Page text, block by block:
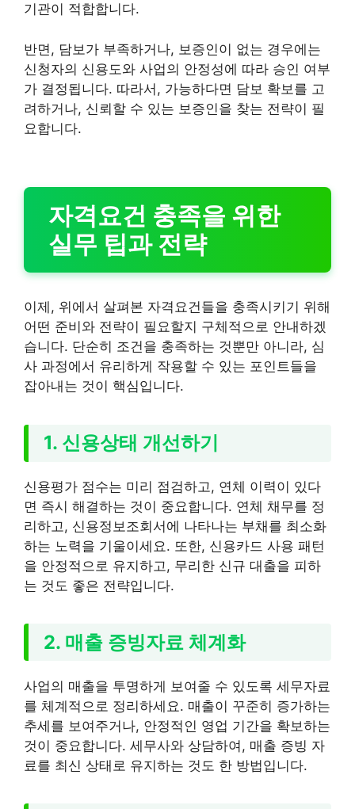
기관이 적합합니다.
반면, 담보가 부족하거나, 보증인이 없는 경우에는
신청자의 신용도와 사업의 안정성에 따라 승인 여부
가 결정됩니다. 따라서, 가능하다면 담보 확보를 고
려하거나, 신뢰할 수 있는 보증인을 찾는 전략이 필
요합니다.
자격요건 충족을 위한
실무 팁과 전략
이제, 위에서 살펴본 자격요건들을 충족시키기 위해
어떤 준비와 전략이 필요할지 구체적으로 안내하겠
습니다. 단순히 조건을 충족하는 것뿐만 아니라, 심
사 과정에서 유리하게 작용할 수 있는 포인트들을
잡아내는 것이 핵심입니다.
1. 신용상태 개선하기
신용평가 점수는 미리 점검하고, 연체 이력이 있다
면 즉시 해결하는 것이 중요합니다. 연체 채무를 정
리하고, 신용정보조회서에 나타나는 부채를 최소화
하는 노력을 기울이세요. 또한, 신용카드 사용 패턴
을 안정적으로 유지하고, 무리한 신규 대출을 피하
는 것도 좋은 전략입니다.
2. 매출 증빙자료 체계화
사업의 매출을 투명하게 보여줄 수 있도록 세무자료
를 체계적으로 정리하세요. 매출이 꾸준히 증가하는
추세를 보여주거나, 안정적인 영업 기간을 확보하는
것이 중요합니다. 세무사와 상담하여, 매출 증빙 자
료를 최신 상태로 유지하는 것도 한 방법입니다.